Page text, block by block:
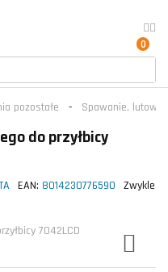
0
pozostałe Spawanie,
do przyłbicy
EAN: 8014230776590
Zwykle